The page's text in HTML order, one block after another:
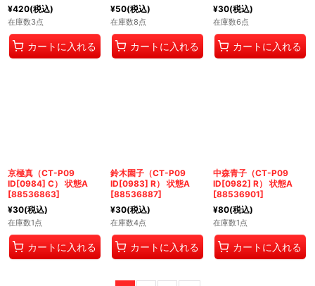
¥420(税込)
在庫数3点
カートに入れる
¥50(税込)
在庫数8点
カートに入れる
¥30(税込)
在庫数6点
カートに入れる
京極真（CT-P09
ID[0984] C） 状態A
[88536863]
¥30(税込)
在庫数1点
カートに入れる
鈴木園子（CT-P09
ID[0983] R） 状態A
[88536887]
¥30(税込)
在庫数4点
カートに入れる
中森青子（CT-P09
ID[0982] R） 状態A
[88536901]
¥80(税込)
在庫数1点
カートに入れる